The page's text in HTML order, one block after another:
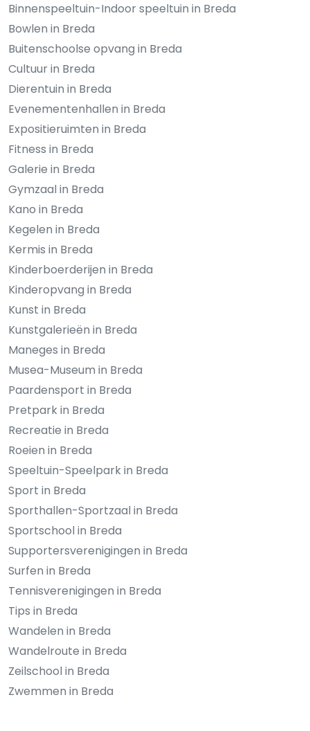
Binnenspeeltuin-Indoor speeltuin in Breda
Bowlen in Breda
Buitenschoolse opvang in Breda
Cultuur in Breda
Dierentuin in Breda
Evenementenhallen in Breda
Expositieruimten in Breda
Fitness in Breda
Galerie in Breda
Gymzaal in Breda
Kano in Breda
Kegelen in Breda
Kermis in Breda
Kinderboerderijen in Breda
Kinderopvang in Breda
Kunst in Breda
Kunstgalerieën in Breda
Maneges in Breda
Musea-Museum in Breda
Paardensport in Breda
Pretpark in Breda
Recreatie in Breda
Roeien in Breda
Speeltuin-Speelpark in Breda
Sport in Breda
Sporthallen-Sportzaal in Breda
Sportschool in Breda
Supportersverenigingen in Breda
Surfen in Breda
Tennisverenigingen in Breda
Tips in Breda
Wandelen in Breda
Wandelroute in Breda
Zeilschool in Breda
Zwemmen in Breda